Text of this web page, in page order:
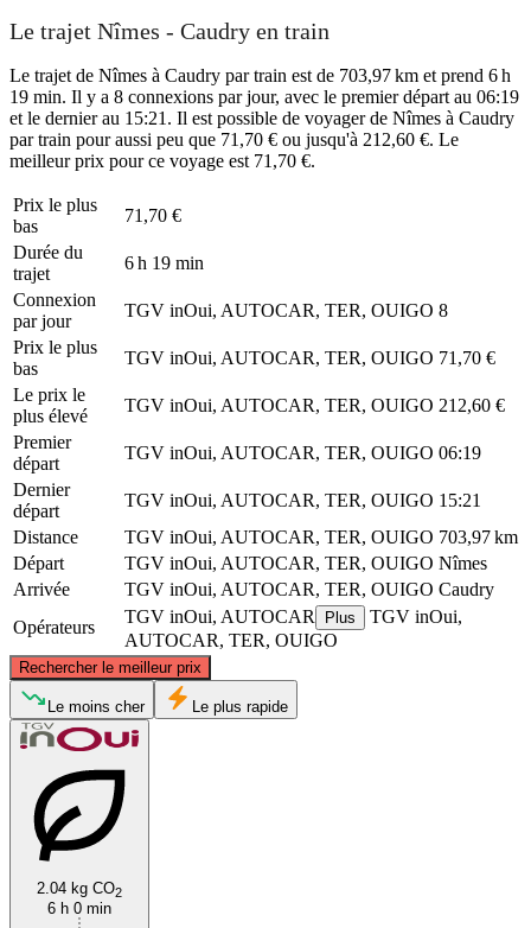
Le trajet Nîmes - Caudry en train
Le trajet de Nîmes à Caudry par train est de 703,97 km et prend 6 h
19 min. Il y a 8 connexions par jour, avec le premier départ au 06:19
et le dernier au 15:21. Il est possible de voyager de Nîmes à Caudry
par train pour aussi peu que 71,70 € ou jusqu'à 212,60 €. Le
meilleur prix pour ce voyage est 71,70 €.
Prix ​​le plus
bas
71,70 €
Durée du
trajet
6 h 19 min
Connexion
par jour
TGV inOui, AUTOCAR, TER, OUIGO 8
Prix ​​le plus
bas
TGV inOui, AUTOCAR, TER, OUIGO 71,70 €
Le prix le
plus élevé
TGV inOui, AUTOCAR, TER, OUIGO 212,60 €
Premier
départ
TGV inOui, AUTOCAR, TER, OUIGO 06:19
Dernier
départ
TGV inOui, AUTOCAR, TER, OUIGO 15:21
Distance
TGV inOui, AUTOCAR, TER, OUIGO 703,97 km
Départ
TGV inOui, AUTOCAR, TER, OUIGO Nîmes
Arrivée
TGV inOui, AUTOCAR, TER, OUIGO Caudry
Opérateurs
TGV inOui, AUTOCAR Plus
TGV inOui,
AUTOCAR, TER, OUIGO
Rechercher le meilleur prix
Caudry
©CARTO , ©
Le moins cher Le plus rapide
2.04 kg CO2
6 h 0 min